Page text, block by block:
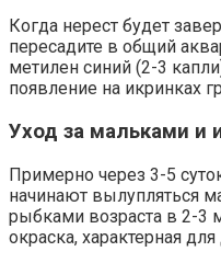
Когда нерест будет
пересадите в общий
метилен синий (2-3
появление на икринках
Уход за мальками и
Примерно через 3-5
начинают вылупляться
рыбками возраста в 2-3
окраска, характерная